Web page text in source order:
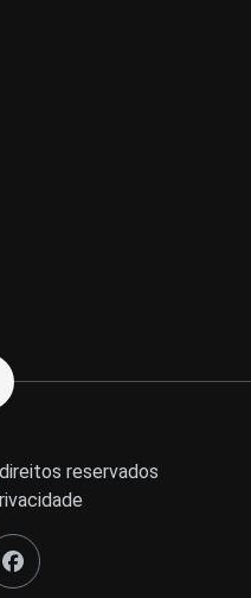
reservados